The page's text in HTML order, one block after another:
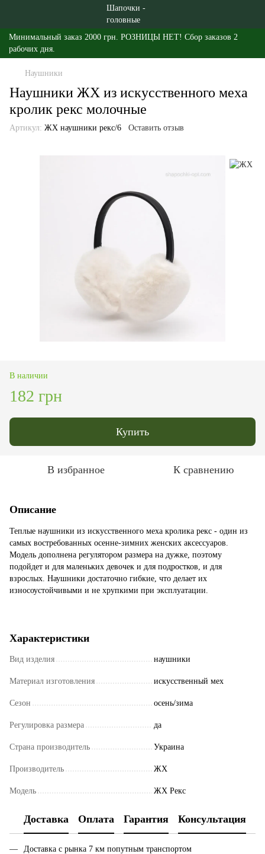
Минимальный заказ 2000 грн. РОЗНИЦЫ НЕТ! Сбор заказов 2
рабочих дня.
Наушники
Наушники ЖХ из искусственного меха
кролик рекс молочные
Артикул: ЖХ наушники рекс/6 Оставить отзыв
В наличии
182 грн
Купить
В избранное К сравнению
Описание
Теплые наушники из искусственного меха кролика рекс - один из
самых востребованных осенне-зимних женских аксессуаров.
Модель дополнена регулятором размера на дужке, поэтому
подойдет и для маленьких девочек и для подростков, и для
взрослых. Наушники достаточно гибкие, что делает их
износоустойчивыми и не хрупкими при эксплуатации.
Характеристики
Вид изделия наушники
Материал изготовления искусственный мех
Сезон осень/зима
Регулировка размера да
Страна производитель Украина
Производитель ЖХ
Модель ЖХ Рекс
Доставка Оплата Гарантия Консультация
Доставка с рынка 7 км попутным транспортом